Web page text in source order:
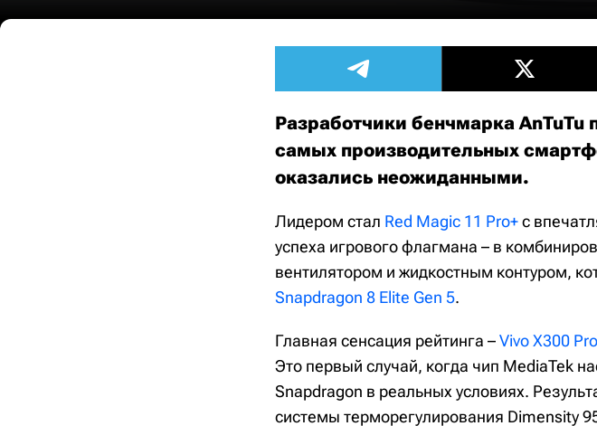
Разработчики бенчмарка AnTuTu
самых производительных
оказались неожиданными.
Лидером стал Red Magic 11 Pro+с
успеха игрового флагмана – в
вентилятором и жидкостным контуром,
Snapdragon 8 Elite Gen 5.
Главная сенсация рейтинга –Vivo X300 Pro
Это первый случай, когда чип MediaTek
Snapdragon в реальных условиях.
системы терморегулирования Dimensity